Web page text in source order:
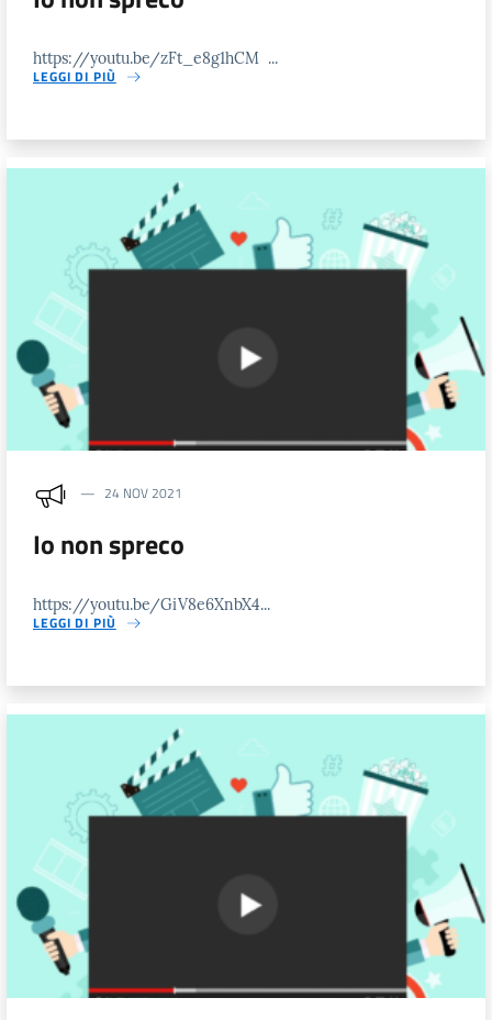
https://youtu.be/zFt_e8g1hCM ...
LEGGI DI PIÙ
24 NOV 2021
Io non spreco
https://youtu.be/GiV8e6XnbX4...
LEGGI DI PIÙ